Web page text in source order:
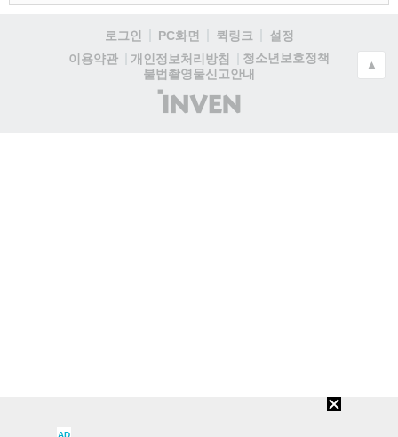
로그인 PC화면 퀵링크
설정
이용약관
개인정보처리방침
청소년보호정책
불법촬영물신고안내
(주)
인
▲
AD